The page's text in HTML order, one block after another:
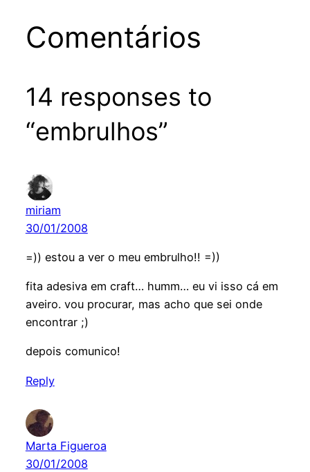
Comentários
14 responses to
“embrulhos”
miriam
30/01/2008
=)) estou a ver o meu embrulho!! =))
fita adesiva em craft… humm… eu vi isso cá em
aveiro. vou procurar, mas acho que sei onde
encontrar ;)
depois comunico!
Reply
Marta Figueroa
30/01/2008